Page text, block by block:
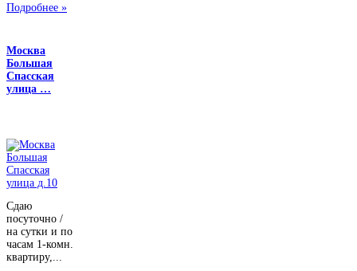
Подробнее »
Москва
Большая
Спасская
улица …
Сдаю
посуточно /
на сутки и по
часам 1-комн.
квартиру,...